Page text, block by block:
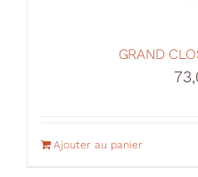
GRAND
Ajouter au panier